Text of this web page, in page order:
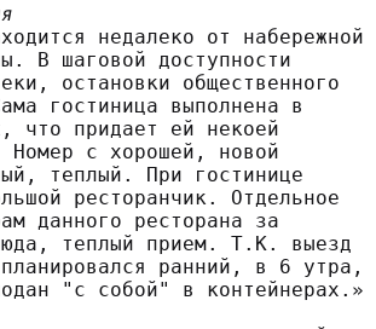
недалеко от набережной
В шаговой доступности
остановки общественного
гостиница выполнена в
что придает ей некоей
Номер с хорошей, новой
теплый. При гостинице
ресторанчик. Отдельное
данного ресторана за
теплый прием. Т.К. выезд
ранний, в 6 утра,
"с собой" в контейнерах.»